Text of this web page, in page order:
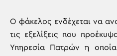
Ο φάκελος ενδέχεται να
τις εξελίξεις που
Υπηρεσία Πατρών η